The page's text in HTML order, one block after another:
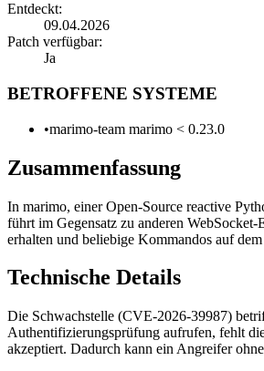
Entdeckt:
09.04.2026
Patch verfügbar:
Ja
BETROFFENE SYSTEME
•marimo-team marimo < 0.23.0
Zusammenfassung
In marimo, einer Open-Source reactive
führt im Gegensatz zu anderen
erhalten und beliebige Kommandos auf
Technische Details
Die Schwachstelle (CVE-2026-39987)
Authentifizierungsprüfung aufrufen, fehlt
akzeptiert. Dadurch kann ein Angreifer